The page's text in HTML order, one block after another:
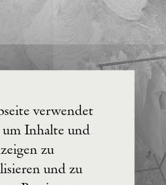
verwendet
Inhalte und
zu
und zu